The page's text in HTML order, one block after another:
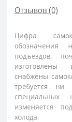
Отзывов (0)
Цифра
обозначения
подъездов,
изготовлены
снабжены
требуется ни
специальных
изменяется
холода.